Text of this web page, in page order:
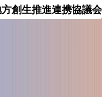
創生推進連携協議会